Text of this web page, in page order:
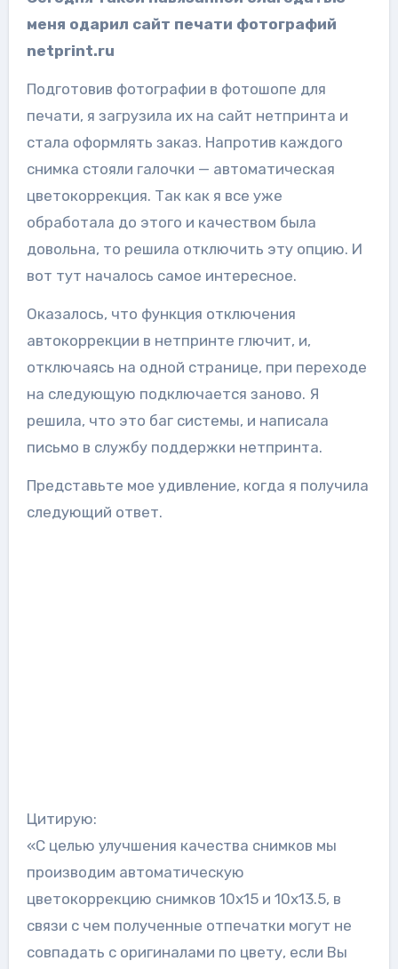
меня одарил сайт печати фотографий
netprint.ru
Подготовив фотографии в фотошопе для
печати, я загрузила их на сайт нетпринта и
стала оформлять заказ. Напротив каждого
снимка стояли галочки — автоматическая
цветокоррекция. Так как я все уже
обработала до этого и качеством была
довольна, то решила отключить эту опцию. И
вот тут началось самое интересное.
Оказалось, что функция отключения
автокоррекции в нетпринте глючит, и,
отключаясь на одной странице, при переходе
на следующую подключается заново. Я
решила, что это баг системы, и написала
письмо в службу поддержки нетпринта.
Представьте мое удивление, когда я получила
следующий ответ.
Цитирую:
«С целью улучшения качества снимков мы
производим автоматическую
цветокоррекцию снимков 10х15 и 10х13.5, в
связи с чем полученные отпечатки могут не
совпадать с оригиналами по цвету, если Вы